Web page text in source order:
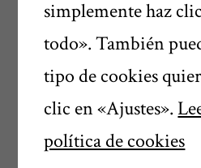
He leído y
y laPolítica de
Declaro, bajo
responsabilidad, ser
simplemente haz
todo». También
tipo de cookies
clic en «Ajustes».
política de cookies